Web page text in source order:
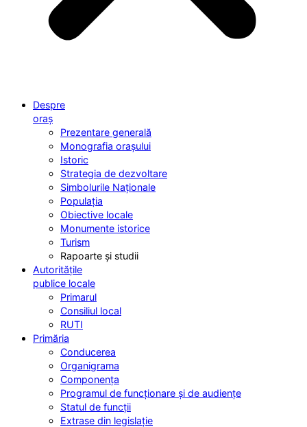
Despre
oraș
Prezentare generală
Monografia orașului
Istoric
Strategia de dezvoltare
Simbolurile Naționale
Populația
Obiective locale
Monumente istorice
Turism
Rapoarte și studii
Autoritățile
publice locale
Primarul
Consiliul local
RUTI
Primăria
Conducerea
Organigrama
Componența
Programul de funcționare și de audiențe
Statul de funcții
Extrase din legislație